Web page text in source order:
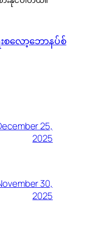
းစလော့ဘောနပ်စ်
25,
2025
30,
2025